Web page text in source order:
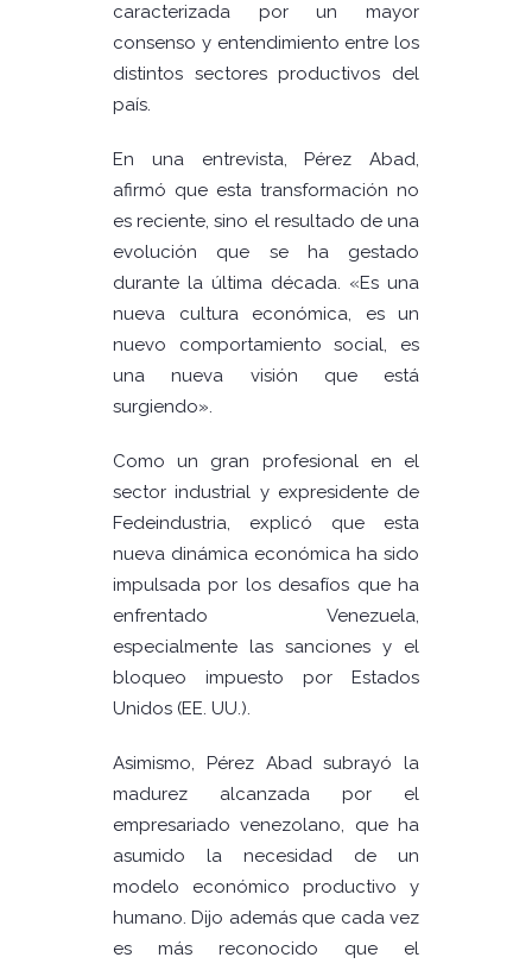
caracterizada por un mayor
consenso y entendimiento entre los
distintos sectores productivos del
país.
En una entrevista, Pérez Abad,
afirmó que esta transformación no
es reciente, sino el resultado de una
evolución que se ha gestado
durante la última década. «Es una
nueva cultura económica, es un
nuevo comportamiento social, es
una nueva visión que está
surgiendo».
Como un gran profesional en el
sector industrial y expresidente de
Fedeindustria, explicó que esta
nueva dinámica económica ha sido
impulsada por los desafíos que ha
enfrentado Venezuela,
especialmente las sanciones y el
bloqueo impuesto por Estados
Unidos (EE. UU.).
Asimismo, Pérez Abad subrayó la
madurez alcanzada por el
empresariado venezolano, que ha
asumido la necesidad de un
modelo económico productivo y
humano. Dijo además que cada vez
es más reconocido que el